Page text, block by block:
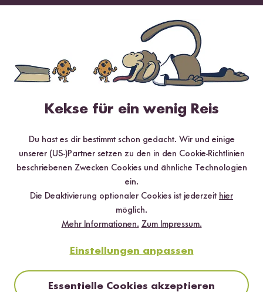
Neueste Höchste BewertungNiedrigste Bewertung
Kim Kielack 20.06.2023 Verifizierter Kauf
Zuerst konnte ich mir nichts unter Ketjap Manis vorstellen.
Aber die Würzsoße ist echt gut. Verwende sie fast in
jedem asiatischen Gericht, sie peppt die ganze
Geschichte nochmal auf.
Personen fanden diese Antwort hilfreich
Kekse für ein wenig Reis
Du hast es dir bestimmt schon gedacht. Wir und einige
unserer (US-)Partner setzen zu den in den Cookie-Richtlinien
beschriebenen Zwecken Cookies und ähnliche Technologien
ein.
Die Deaktivierung optionaler Cookies ist jederzeit hier
möglich.
Mehr Informationen. Zum Impressum.
Einstellungen anpassen
Essentielle Cookies akzeptieren